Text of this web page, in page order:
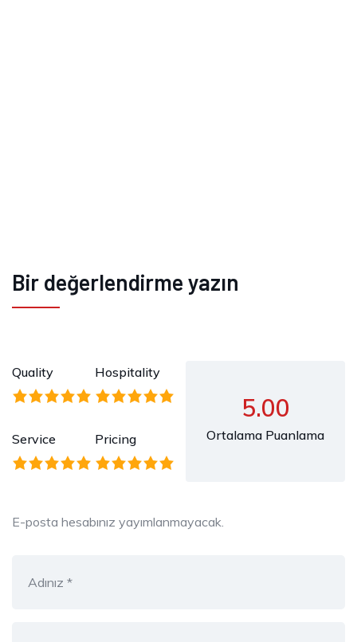
Bir değerlendirme yazın
Quality Hospitality
Service Pricing
5.00
Ortalama Puanlama
E-posta hesabınız yayımlanmayacak.